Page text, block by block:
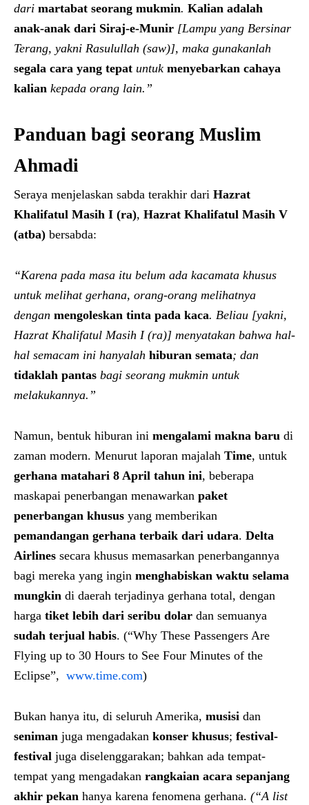
dari martabat seorang mukmin. Kalian adalah
anak-anak dari Siraj-e-Munir [Lampu yang Bersinar
Terang, yakni Rasulullah (saw)], maka gunakanlah
segala cara yang tepat untuk menyebarkan cahaya
kalian kepada orang lain.”
Panduan bagi seorang Muslim
Ahmadi
Seraya menjelaskan sabda terakhir dari Hazrat
Khalifatul Masih I (ra), Hazrat Khalifatul Masih V
(atba) bersabda:
“Karena pada masa itu belum ada kacamata khusus
untuk melihat gerhana, orang-orang melihatnya
dengan mengoleskan tinta pada kaca. Beliau [yakni,
Hazrat Khalifatul Masih I (ra)] menyatakan bahwa hal-
hal semacam ini hanyalah hiburan semata; dan
tidaklah pantas bagi seorang mukmin untuk
melakukannya.”
Namun, bentuk hiburan ini mengalami makna baru di
zaman modern. Menurut laporan majalah Time, untuk
gerhana matahari 8 April tahun ini, beberapa
maskapai penerbangan menawarkan paket
penerbangan khusus yang memberikan
pemandangan gerhana terbaik dari udara. Delta
Airlines secara khusus memasarkan penerbangannya
bagi mereka yang ingin menghabiskan waktu selama
mungkin di daerah terjadinya gerhana total, dengan
harga tiket lebih dari seribu dolar dan semuanya
sudah terjual habis. (“Why These Passengers Are
Flying up to 30 Hours to See Four Minutes of the
Eclipse”, www.time.com)
Bukan hanya itu, di seluruh Amerika, musisi dan
seniman juga mengadakan konser khusus; festival-
festival juga diselenggarakan; bahkan ada tempat-
tempat yang mengadakan rangkaian acara sepanjang
akhir pekan hanya karena fenomena gerhana. (“A list